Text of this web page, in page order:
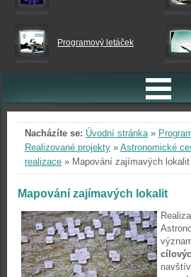
Programový letáček
Nacházíte se: Úvodní stránka»
Realizované projekty » Astronomické
realizace » Mapování zajímavých lokalit
Mapování zajímavých lokalit